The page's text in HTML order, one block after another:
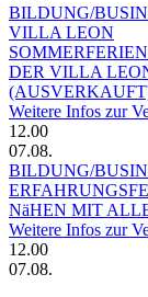
BILDUNG/
VILLA LEON
DER VILLA
Weitere Infos zur
12.00
07.08.
BILDUNG/
NäHEN MIT
Weitere Infos zur
12.00
07.08.